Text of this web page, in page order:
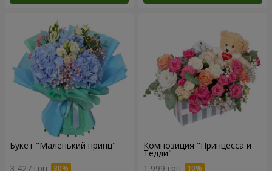
Букет "Маленький принц"
3 427 грн
Композиция "Принцесса и
Тедди"
1 999 грн